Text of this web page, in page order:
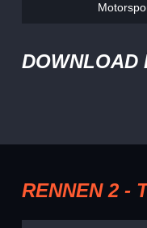
DOWNLOAD
RENNEN 2 -